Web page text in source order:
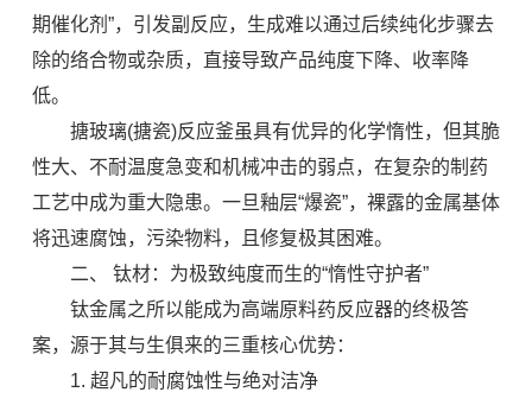
期催化剂”，引发副反应，生成难以通过后续纯化步骤去
除的络合物或杂质，直接导致产品纯度下降、收率降
低。
搪玻璃(搪瓷)反应釜虽具有优异的化学惰性，但其脆
性大、不耐温度急变和机械冲击的弱点，在复杂的制药
工艺中成为重大隐患。一旦釉层“爆瓷”，裸露的金属基体
将迅速腐蚀，污染物料，且修复极其困难。
二、 钛材：为极致纯度而生的“惰性守护者”
钛金属之所以能成为高端原料药反应器的终极答
案，源于其与生俱来的三重核心优势：
1. 超凡的耐腐蚀性与绝对洁净